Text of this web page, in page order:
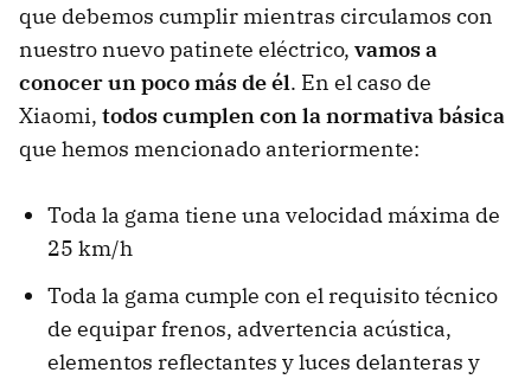
que debemos cumplir mientras circulamos con
nuestro nuevo patinete eléctrico, vamos a
conocer un poco más de él. En el caso de
Xiaomi, todos cumplen con la normativa básica
que hemos mencionado anteriormente:
Toda la gama tiene una velocidad máxima de
25 km/h
Toda la gama cumple con el requisito técnico
de equipar frenos, advertencia acústica,
elementos reflectantes y luces delanteras y